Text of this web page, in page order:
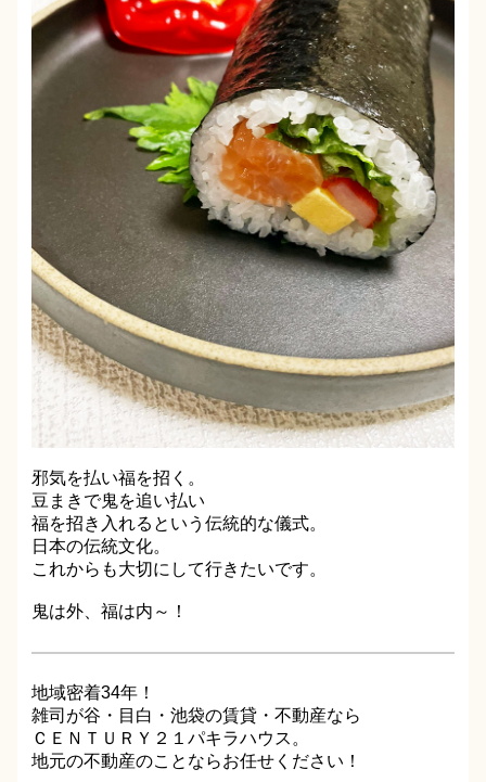
邪気を払い福を招く。
豆まきで鬼を追い払い
福を招き入れるという伝統的な儀式。
日本の伝統文化。
これからも大切にして行きたいです。
鬼は外、福は内～！
地域密着34年！
雑司が谷・目白・池袋の賃貸・不動産なら
ＣＥＮＴＵＲＹ２１パキラハウス。
地元の不動産のことならお任せください！